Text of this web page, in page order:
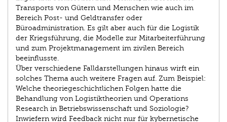
Transports von Gütern und Menschen wie auch im
Bereich Post- und Geldtransfer oder
Büroadministration. Es gilt aber auch für die Logistik
der Kriegsführung, die Modelle zur Mitarbeiterführung
und zum Projektmanagement im zivilen Bereich
beeinflusste.
Über verschiedene Falldarstellungen hinaus wirft ein
solches Thema auch weitere Fragen auf. Zum Beispiel:
Welche theoriegeschichtlichen Folgen hatte die
Behandlung von Logistiktheorien und Operations
Research in Betriebswissenschaft und Soziologie?
Inwiefern wird Feedback nicht nur für kybernetische